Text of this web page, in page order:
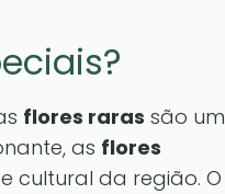
flores raras são um
as flores
cultural da região. O